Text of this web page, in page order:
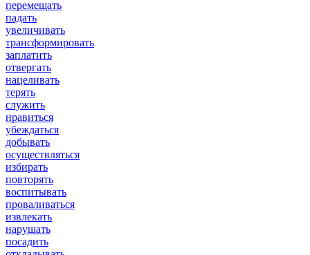
перемещать
падать
увеличивать
трансформировать
заплатить
отвергать
нацеливать
терять
служить
нравиться
убеждаться
добывать
осуществляться
избирать
повторять
воспитывать
проваливаться
извлекать
нарушать
посадить